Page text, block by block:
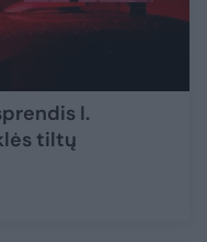
I.
tiltų